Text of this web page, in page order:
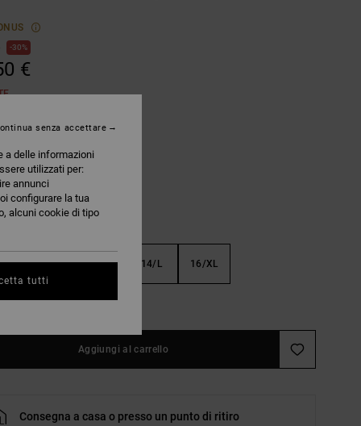
30%
€
10/S 12/M 14/L 16/XL
la guida alle taglie
Aggiungi al carrello
Consegna a casa o presso un punto di ritiro
a delle informazioni
utilizzati per:
annunci
configurare la tua
alcuni cookie di tipo
senza accettare
tutti